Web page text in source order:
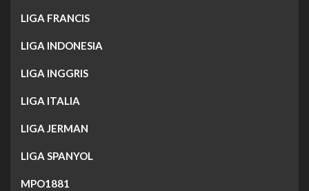
LIGA FRANCIS
LIGA INDONESIA
LIGA INGGRIS
LIGA ITALIA
LIGA JERMAN
LIGA SPANYOL
MPO1881